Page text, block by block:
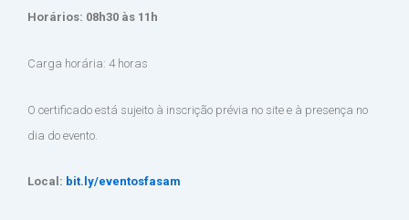
Horários: 08h30 às 11h
Carga horária: 4 horas
O certificado está sujeito à inscrição prévia no site e à presença no
dia do evento.
Local: bit.ly/eventosfasam